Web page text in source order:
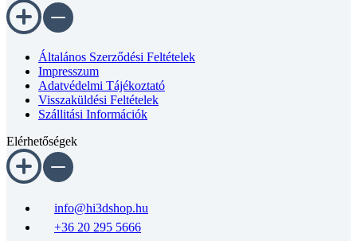
Impresszum
Adatvédelmi Tájékoztató
Visszaküldési Feltételek
Szállitási Információk
+36 20 295 5666
www.hi3dshop.hu